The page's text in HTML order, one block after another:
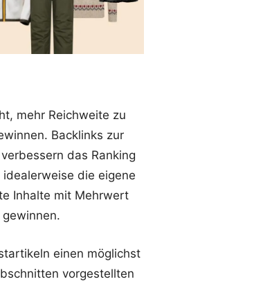
mehr Reichweite zu
Backlinks zur
das Ranking
die eigene
Inhalte mit Mehrwert
einen möglichst
vorgestellten